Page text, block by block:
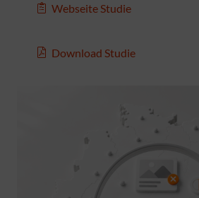
Webseite Studie
Download Studie